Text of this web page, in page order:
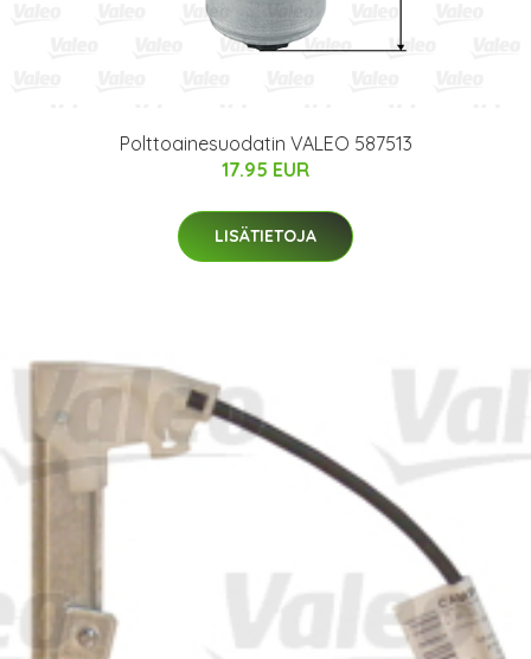
Polttoainesuodatin VALEO 587513
17.95 EUR
LISÄTIETOJA